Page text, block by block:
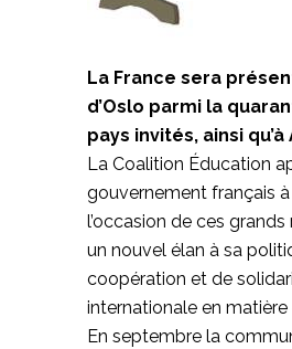
La France sera
d’Oslo parmi la
pays invités, ainsi
La Coalition Éducation
gouvernement français
l’occasion de ces
un nouvel élan à sa
coopération et de
internationale en matière
En septembre la